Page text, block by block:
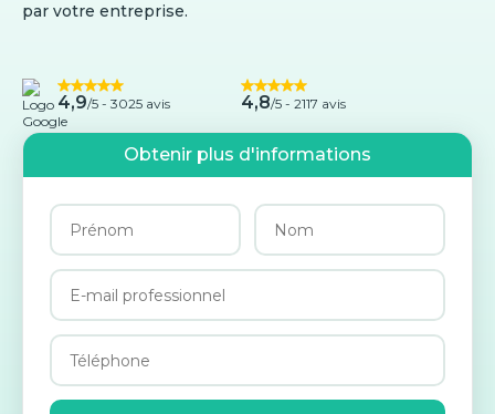
par votre entreprise.
4,9/5 - 3025 avis 4,8/5 - 2117 avis
Obtenir plus d'informations